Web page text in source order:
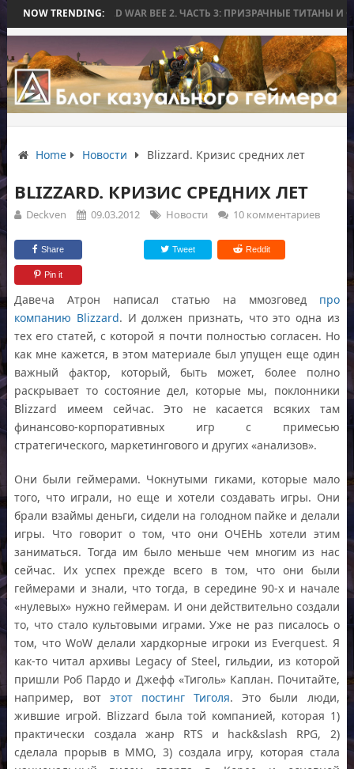
NOW TRENDING:
БИТВЫ WORLD WAR BEE 2. ЧАСТЬ 3: ПРИЗРАЧНЫЕ ТИТАНЫ И
Home Новости Blizzard. Кризис средних лет
BLIZZARD. КРИЗИС СРЕДНИХ ЛЕТ
Deckven 09.03.2012 Новости 10 комментариев
Share Tweet Reddit
Pin it
Давеча Атрон написал статью на ммозговед про
компанию Blizzard. И должен признать, что это одна из
тех его статей, с которой я почти полностью согласен. Но
как мне кажется, в этом материале был упущен еще один
важный фактор, который, быть может, более полно
раскрывает то состояние дел, которые мы, поклонники
Blizzard имеем сейчас. Это не касается всяких там
финансово-корпоративных игр с примесью
стратегического, маркетингового и других «анализов».
Они были геймерами. Чокнутыми гиками, которые мало
того, что играли, но еще и хотели создавать игры. Они
брали взаймы деньги, сидели на голодном пайке и делали
игры. Что говорит о том, что они ОЧЕНЬ хотели этим
заниматься. Тогда им было меньше чем многим из нас
сейчас. Их успех прежде всего в том, что они были
геймерами и знали, что тогда, в середине 90-х и начале
«нулевых» нужно геймерам. И они действительно создали
то, что стало культовыми играми. Уже не раз писалось о
том, что WoW делали хардкорные игроки из Everquest. Я
как-то читал архивы Legacy of Steel, гильдии, из которой
пришли Роб Пардо и Джефф «Тиголь» Каплан. Почитайте,
например, вот этот постинг Тиголя. Это были люди,
жившие игрой. Blizzard была той компанией, которая 1)
практически создала жанр RTS и hack&slash RPG, 2)
сделала прорыв в ММО, 3) создала игру, которая стала